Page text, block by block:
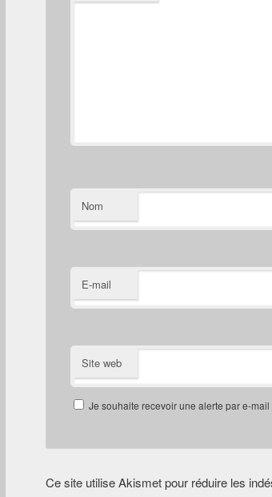
Nom
E-mail
Site web
Je souhaite recevoir une alerte par e-
Ce site utilise Akismet pour réduire les